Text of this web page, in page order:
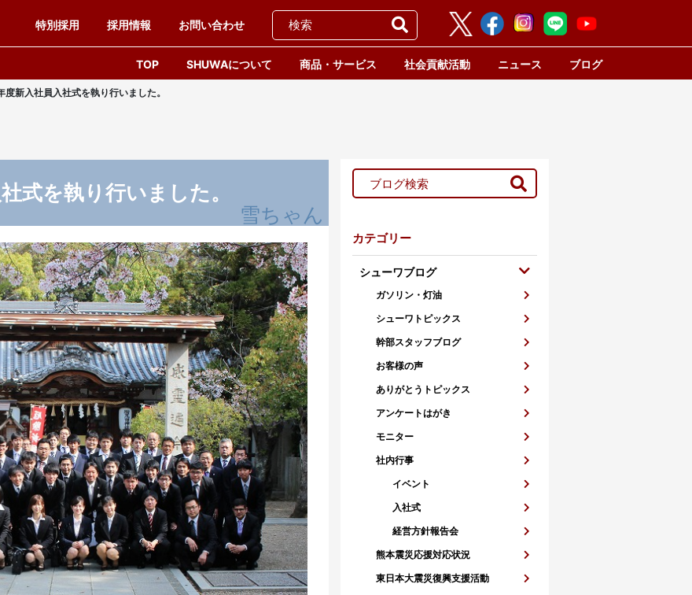
特別採用 採用情報 お問い合わせ
TOP SHUWAについて 商品・サービス 社会貢献活動 ニュース ブログ
度新入社員入社式を執り行いました。
式を執り行いました。
雪ちゃん
カテゴリー
シューワブログ
ガソリン・灯油
シューワトピックス
幹部スタッフブログ
お客様の声
ありがとうトピックス
アンケートはがき
モニター
社内行事
イベント
入社式
経営方針報告会
熊本震災応援対応状況
東日本大震災復興支援活動